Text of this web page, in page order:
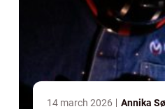
14 march 2026 Annika